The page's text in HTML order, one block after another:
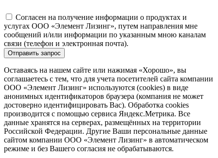
Согласен на получение информации о продуктах и
услугах ООО «Элемент Лизинг», путем направления мне
сообщений и/или информации по указанным мною каналам
связи (телефон и электронная почта).
Отправить запрос
Оставаясь на нашем сайте или нажимая «Хорошо», вы
соглашаетесь с тем, что для учета посетителей сайта компании
ООО «Элемент Лизинг» используются (cookies) в виде
анонимных идентификаторов браузера (компания не может
достоверно идентифицировать Вас). Обработка cookies
производится с помощью сервиса Яндекс.Метрика. Все
данные хранятся на серверах, размещённых на территории
Российской Федерации. Другие Ваши персональные данные
сайтом компании ООО «Элемент Лизинг» в автоматическом
режиме и без Вашего согласия не обрабатываются.